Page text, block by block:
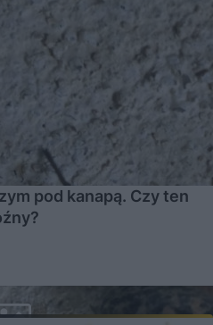
pod kanapą. Czy ten